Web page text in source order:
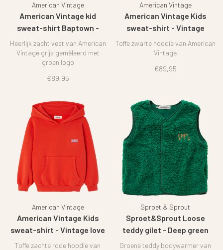
American Vintage
American Vintage kid
sweat-shirt Baptown -
Heather grey
Heerlijk zacht vest van American
Vintage grijs gemêleerd met
groen logo
€89,95
American Vintage
American Vintage Kids
sweat-shirt - Vintage
Charcoal
Toffe zwarte hoodie van American
Vintage
€89,95
American Vintage
American Vintage Kids
sweat-shirt - Vintage love
Toffe zachte rode hoodie van
Sproet & Sprout
Sproet&Sprout Loose
teddy gilet - Deep green
Groene teddy bodywarmer van